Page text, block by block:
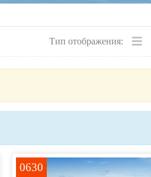
Тип отображения:
0630